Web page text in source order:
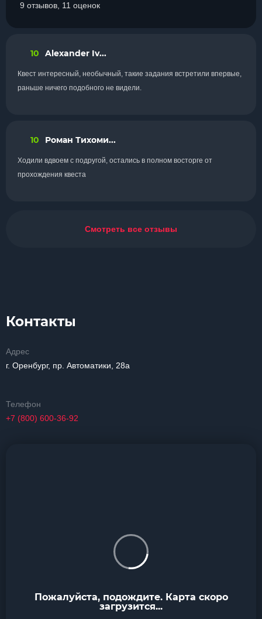
9 отзывов, 11 оценок
10 Alexander Iv...
Квест интересный, необычный, такие задания встретили впервые,
раньше ничего подобного не видели.
10 Роман Тихоми...
Ходили вдвоем с подругой, остались в полном восторге от
прохождения квеста
Смотреть все отзывы
Контакты
Адрес
г. Оренбург, пр. Автоматики, 28а
Телефон
+7 (800) 600-36-92
Пожалуйста, подождите. Карта скоро
загрузится...